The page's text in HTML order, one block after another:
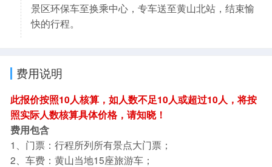
景区环保车至换乘中心，专车送至黄山北站，结束愉
快的行程。
费用说明
此报价按照10人核算，如人数不足10人或超过10人，将按
照实际人数核算具体价格，请知晓！
费用包含
1、门票：行程所列所有景点大门票；
2、车费：黄山当地15座旅游车；